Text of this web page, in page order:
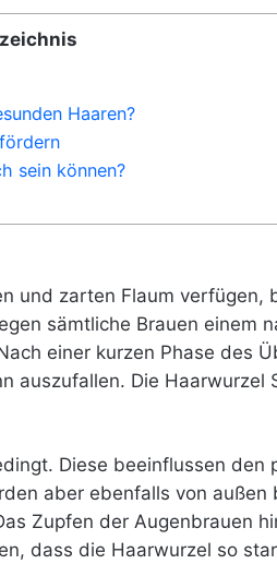
Haaren?
sein können?
und zarten Flaum verfügen,
sämtliche Brauen einem
einer kurzen Phase des
auszufallen. Die
Diese beeinflussen den
aber ebenfalls von außen
Zupfen der Augenbrauen
dass die Haarwurzel so